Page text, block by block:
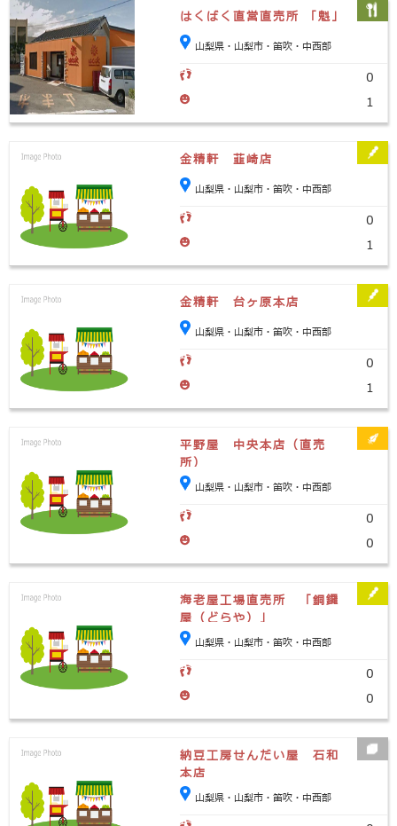
はくばく直営直売所 「魁」
山梨県・山梨市・笛吹・中西部
0
1
金精軒 韮崎店
山梨県・山梨市・笛吹・中西部
0
1
金精軒 台ヶ原本店
山梨県・山梨市・笛吹・中西部
0
1
平野屋 中央本店（直売
所）
山梨県・山梨市・笛吹・中西部
0
0
海老屋工場直売所 「銅鑼
屋（どらや）」
山梨県・山梨市・笛吹・中西部
0
0
納豆工房せんだい屋 石和
本店
山梨県・山梨市・笛吹・中西部